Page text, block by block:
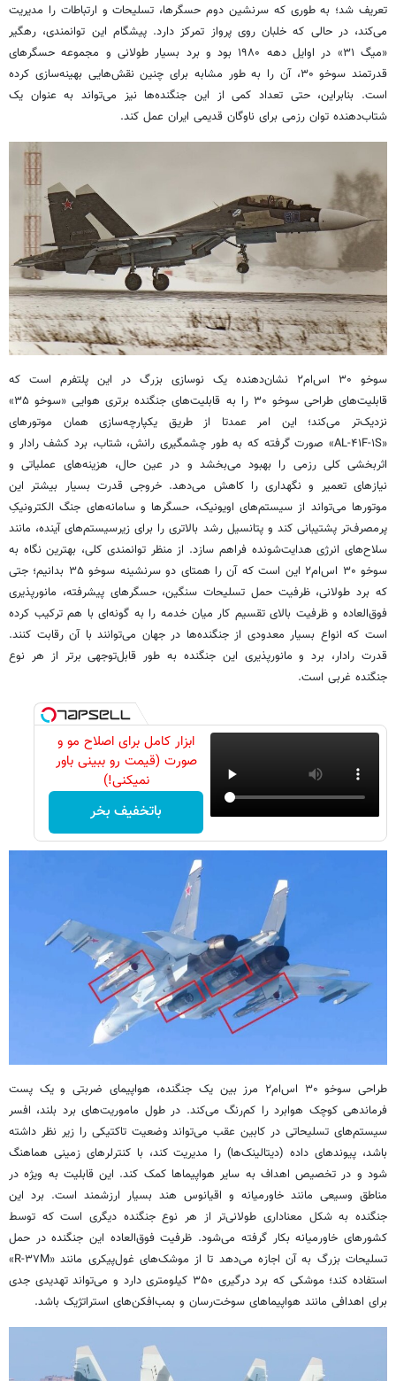
تعریف شد؛ به طوری که سرنشین دوم حسگرها، تسلیحات و ارتباطات را مدیریت
می‌کند، در حالی که خلبان روی پرواز تمرکز دارد. پیشگام این توانمندی، رهگیر
«میگ ۳۱» در اوایل دهه ۱۹۸۰ بود و برد بسیار طولانی و مجموعه حسگرهای
قدرتمند سوخو ۳۰، آن را به طور مشابه برای چنین نقش‌هایی بهینه‌سازی کرده
است. بنابراین، حتی تعداد کمی از این جنگنده‌ها نیز می‌تواند به عنوان یک
شتاب‌دهنده توان رزمی برای ناوگان قدیمی ایران عمل کند.
سوخو ۳۰ اس‌ام۲ نشان‌دهنده یک نوسازی بزرگ در این پلتفرم است که
قابلیت‌های طراحی سوخو ۳۰ را به قابلیت‌های جنگنده برتری هوایی «سوخو ۳۵»
نزدیک‌تر می‌کند؛ این امر عمدتا از طریق یکپارچه‌سازی همان موتورهای
«AL-۴۱F-۱S» صورت گرفته که به طور چشمگیری رانش، شتاب، برد کشف رادار و
اثربخشی کلی رزمی را بهبود می‌بخشد و در عین حال، هزینه‌های عملیاتی و
نیازهای تعمیر و نگهداری را کاهش می‌دهد. خروجی قدرت بسیار بیشتر این
موتورها می‌تواند از سیستم‌های اویونیک، حسگرها و سامانه‌های جنگ الکترونیکِ
پرمصرف‌تر پشتیبانی کند و پتانسیل رشد بالاتری را برای زیرسیستم‌های آینده، مانند
سلاح‌های انرژی هدایت‌شونده فراهم سازد. از منظر توانمندی کلی، بهترین نگاه به
سوخو ۳۰ اس‌ام۲ این است که آن را همتای دو سرنشینه سوخو ۳۵ بدانیم؛ جتی
که برد طولانی، ظرفیت حمل تسلیحات سنگین، حسگرهای پیشرفته، مانورپذیری
فوق‌العاده و ظرفیت بالای تقسیم کار میان خدمه را به گونه‌ای با هم ترکیب کرده
است که انواع بسیار معدودی از جنگنده‌ها در جهان می‌توانند با آن رقابت کنند.
قدرت رادار، برد و مانورپذیری این جنگنده به طور قابل‌توجهی برتر از هر نوع
جنگنده غربی است.
ابزار کامل برای اصلاح مو و
صورت (قیمت رو ببینی باور
نمیکنی!)
باتخفیف بخر
طراحی سوخو ۳۰ اس‌ام۲ مرز بین یک جنگنده، هواپیمای ضربتی و یک پست
فرماندهی کوچک هوابرد را کم‌رنگ می‌کند. در طول ماموریت‌های برد بلند، افسر
سیستم‌های تسلیحاتی در کابین عقب می‌تواند وضعیت تاکتیکی را زیر نظر داشته
باشد، پیوندهای داده (دیتالینک‌ها) را مدیریت کند، با کنترلرهای زمینی هماهنگ
شود و در تخصیص اهداف به سایر هواپیماها کمک کند. این قابلیت به ویژه در
مناطق وسیعی مانند خاورمیانه و اقیانوس هند بسیار ارزشمند است. برد این
جنگنده به شکل معناداری طولانی‌تر از هر نوع جنگنده دیگری است که توسط
کشورهای خاورمیانه بکار گرفته می‌شود. ظرفیت فوق‌العاده این جنگنده در حمل
تسلیحات بزرگ به آن اجازه می‌دهد تا از موشک‌های غول‌پیکری مانند «R-۳۷M»
استفاده کند؛ موشکی که برد درگیری ۳۵۰ کیلومتری دارد و می‌تواند تهدیدی جدی
برای اهدافی مانند هواپیماهای سوخت‌رسان و بمب‌افکن‌های استراتژیک باشد.